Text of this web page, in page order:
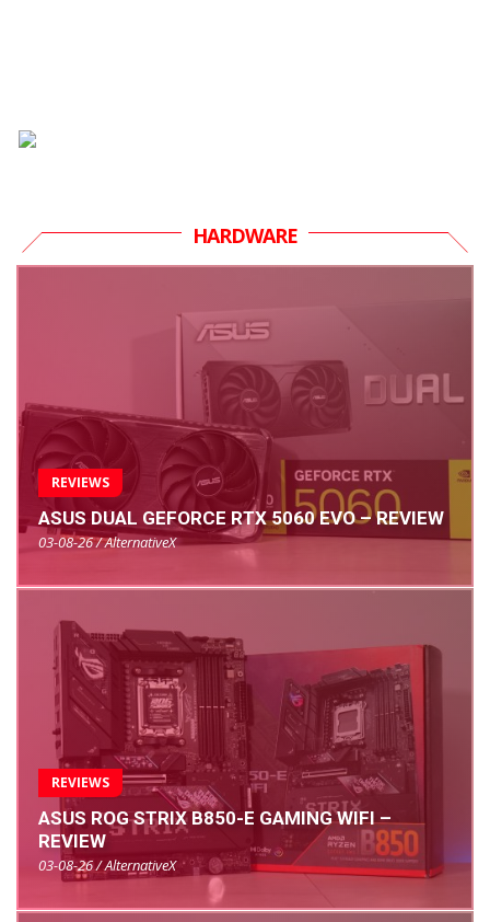
HARDWARE
REVIEWS
ASUS DUAL GEFORCE RTX 5060 EVO – REVIEW
03-08-26 / AlternativeX
REVIEWS
ASUS ROG STRIX B850-E GAMING WIFI –
REVIEW
03-08-26 / AlternativeX